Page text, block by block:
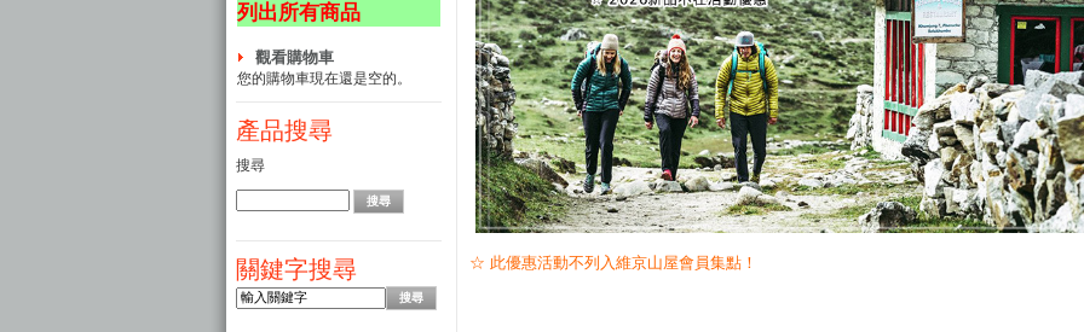
列出所有商品
觀看購物車
您的購物車現在還是空的。
產品搜尋
搜尋
關鍵字搜尋 ☆ 此優惠活動不列入維京山屋會員集點！